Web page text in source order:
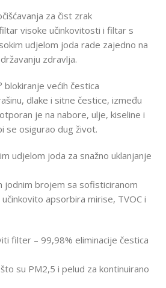
za čist zrak
visoke učinkovitosti i filtar s
udjelom joda rade zajedno na
zdravlja.
blokiranje većih čestica
dlake i sitne čestice, između
je na nabore, ulje, kiseline i
se osigurao dug život.
udjelom joda za snažno uklanjanje
jodnim brojem sa sofisticiranom
apsorbira mirise, TVOC i
filter – 99,98% eliminacije čestica
su PM2,5 i pelud za kontinuirano